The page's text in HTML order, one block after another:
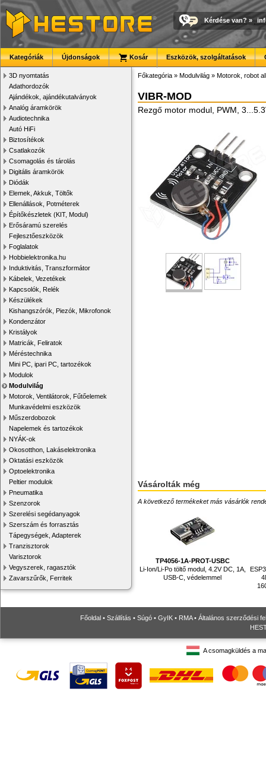
Kérdése van? »
Kategóriák Újdonságok Kosár Eszközök, szolgáltatások
3D nyomtatás
Adathordozók
Ajándékok, ajándékutalványok
Analóg áramkörök
Audiotechnika
Autó HiFi
Biztosítékok
Csatlakozók
Csomagolás és tárolás
Digitális áramkörök
Diódák
Elemek, Akkuk, Töltők
Ellenállások, Potméterek
Építőkészletek (KIT, Modul)
Erősáramú szerelés
Fejlesztőeszközök
Foglalatok
Hobbielektronika.hu
Induktivitás, Transzformátor
Kábelek, Vezetékek
Kapcsolók, Relék
Készülékek
Kishangszórók, Piezók, Mikrofonok
Kondenzátor
Kristályok
Matricák, Feliratok
Méréstechnika
Mini PC, ipari PC, tartozékok
Modulok
Modulvilág
Motorok, Ventilátorok, Fűtőelemek
Munkavédelmi eszközök
Műszerdobozok
Napelemek és tartozékok
NYÁK-ok
Okosotthon, Lakáselektronika
Oktatási eszközök
Optoelektronika
Peltier modulok
Pneumatika
Szenzorok
Szerelési segédanyagok
Szerszám és forrasztás
Tápegységek, Adapterek
Tranzisztorok
Varisztorok
Vegyszerek, ragasztók
Zavarszűrők, Ferritek
Főkategória » Modulvilág » Motorok, robot
VIBR-MOD
Rezgő motor modul, PWM,
Vásárolták még
A következő termékeket más vásárlók
TP4056-1A-PROT-USBC
Li-Ion/Li-Po töltő modul, 4.2V DC, 1A,
USB-C, védelemmel
Főoldal • Szállítás • Súgó • GyIK • RMA• Általános szerződési
A csomagküldés a